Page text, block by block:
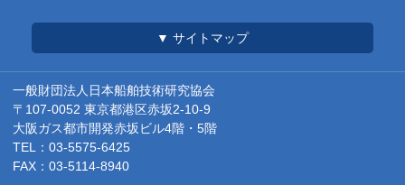
▼ サイトマップ
一般財団法人日本船舶技術研究協会
〒107-0052 東京都港区赤坂2-10-9
大阪ガス都市開発赤坂ビル4階・5階
TEL：03-5575-6425
FAX：03-5114-8940